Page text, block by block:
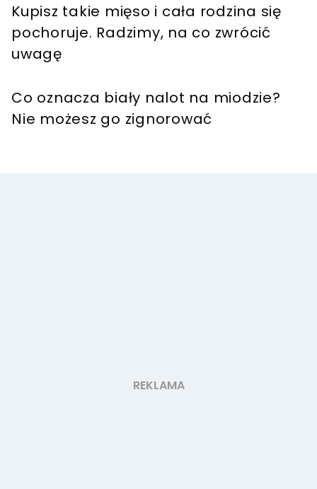
Kupisz takie mięso i cała rodzina się
pochoruje. Radzimy, na co zwrócić
uwagę
Co oznacza biały nalot na miodzie?
Nie możesz go zignorować